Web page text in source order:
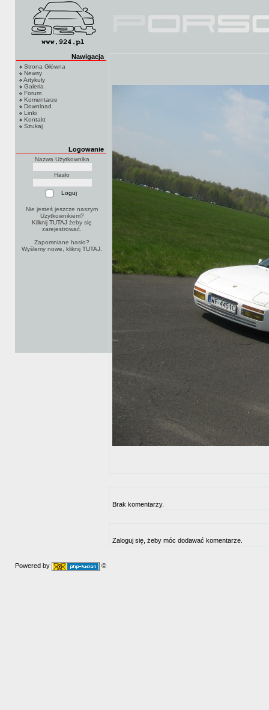
Nawigacja
Strona Główna
Newsy
Artykuły
Galeria
Forum
Komentarze
Download
Linki
Kontakt
Szukaj
Logowanie
Nazwa Użytkownika
Hasło
Nie jesteś jeszcze naszym
Użytkownikiem?
Kilknij TUTAJ żeby się
zarejestrować.
Zapomniane hasło?
Wyślemy nowe, kliknijTUTAJ
Brak komentarzy.
Zaloguj się, żeby móc dodawać komentarze.
Powered by ©